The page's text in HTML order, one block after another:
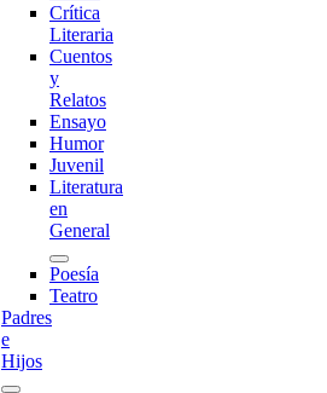
Crítica
Literaria
Cuentos
y
Relatos
Ensayo
Humor
Juvenil
Literatura
en
General
Poesía
Teatro
Padres
e
Hijos